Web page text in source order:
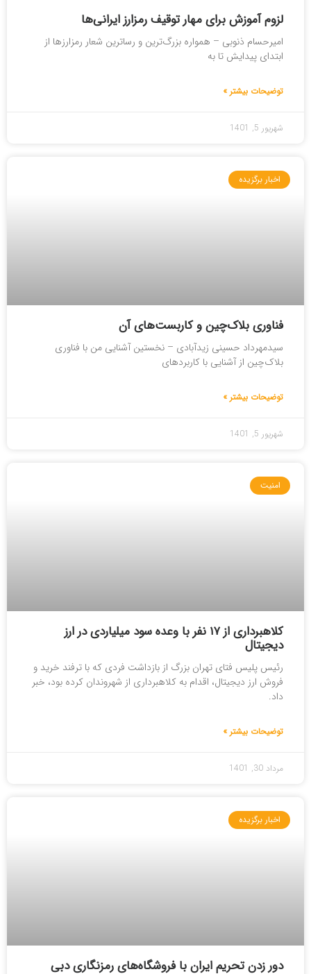
لزوم آموزش برای مهار توقیف رمزارز ایرانی‌ها
امیرحسام ذنوبی – همواره بزرگ‌ترین و رساترین شعار رمزارزها از
ابتدای پیدایش تا به
توضیحات بیشتر »
شهریور 5, 1401
اخبار برگزیده
فناوری بلاک‌چین و کاربست‌های آن
سیدمهرداد حسینی زیدآبادی – نخستین آشنایی من با فناوری
بلاک‌چین از آشنایی با کاربردهای
توضیحات بیشتر »
شهریور 5, 1401
امنیت
کلاهبرداری از ۱۷ نفر با وعده سود میلیاردی در ارز
دیجیتال
رئیس پلیس فتای تهران بزرگ از بازداشت فردی که با ترفند خرید و
فروش ارز دیجیتال، اقدام به کلاهبرداری از شهروندان کرده بود، خبر
داد.
توضیحات بیشتر »
مرداد 30, 1401
اخبار برگزیده
دور زدن تحریم‌ ایران با فروشگاه‌های رمزنگاری دبی